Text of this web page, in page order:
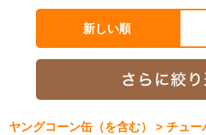
新しい順
ヤングコーン缶（を含む） > チュ